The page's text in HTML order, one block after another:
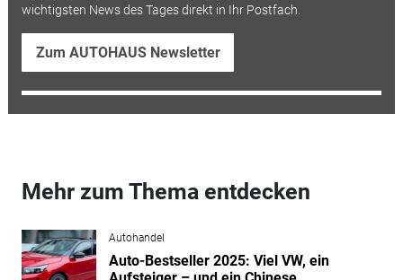
wichtigsten News des Tages direkt in Ihr Postfach.
Zum AUTOHAUS Newsletter
Mehr zum Thema entdecken
Autohandel
Auto-Bestseller 2025: Viel VW, ein